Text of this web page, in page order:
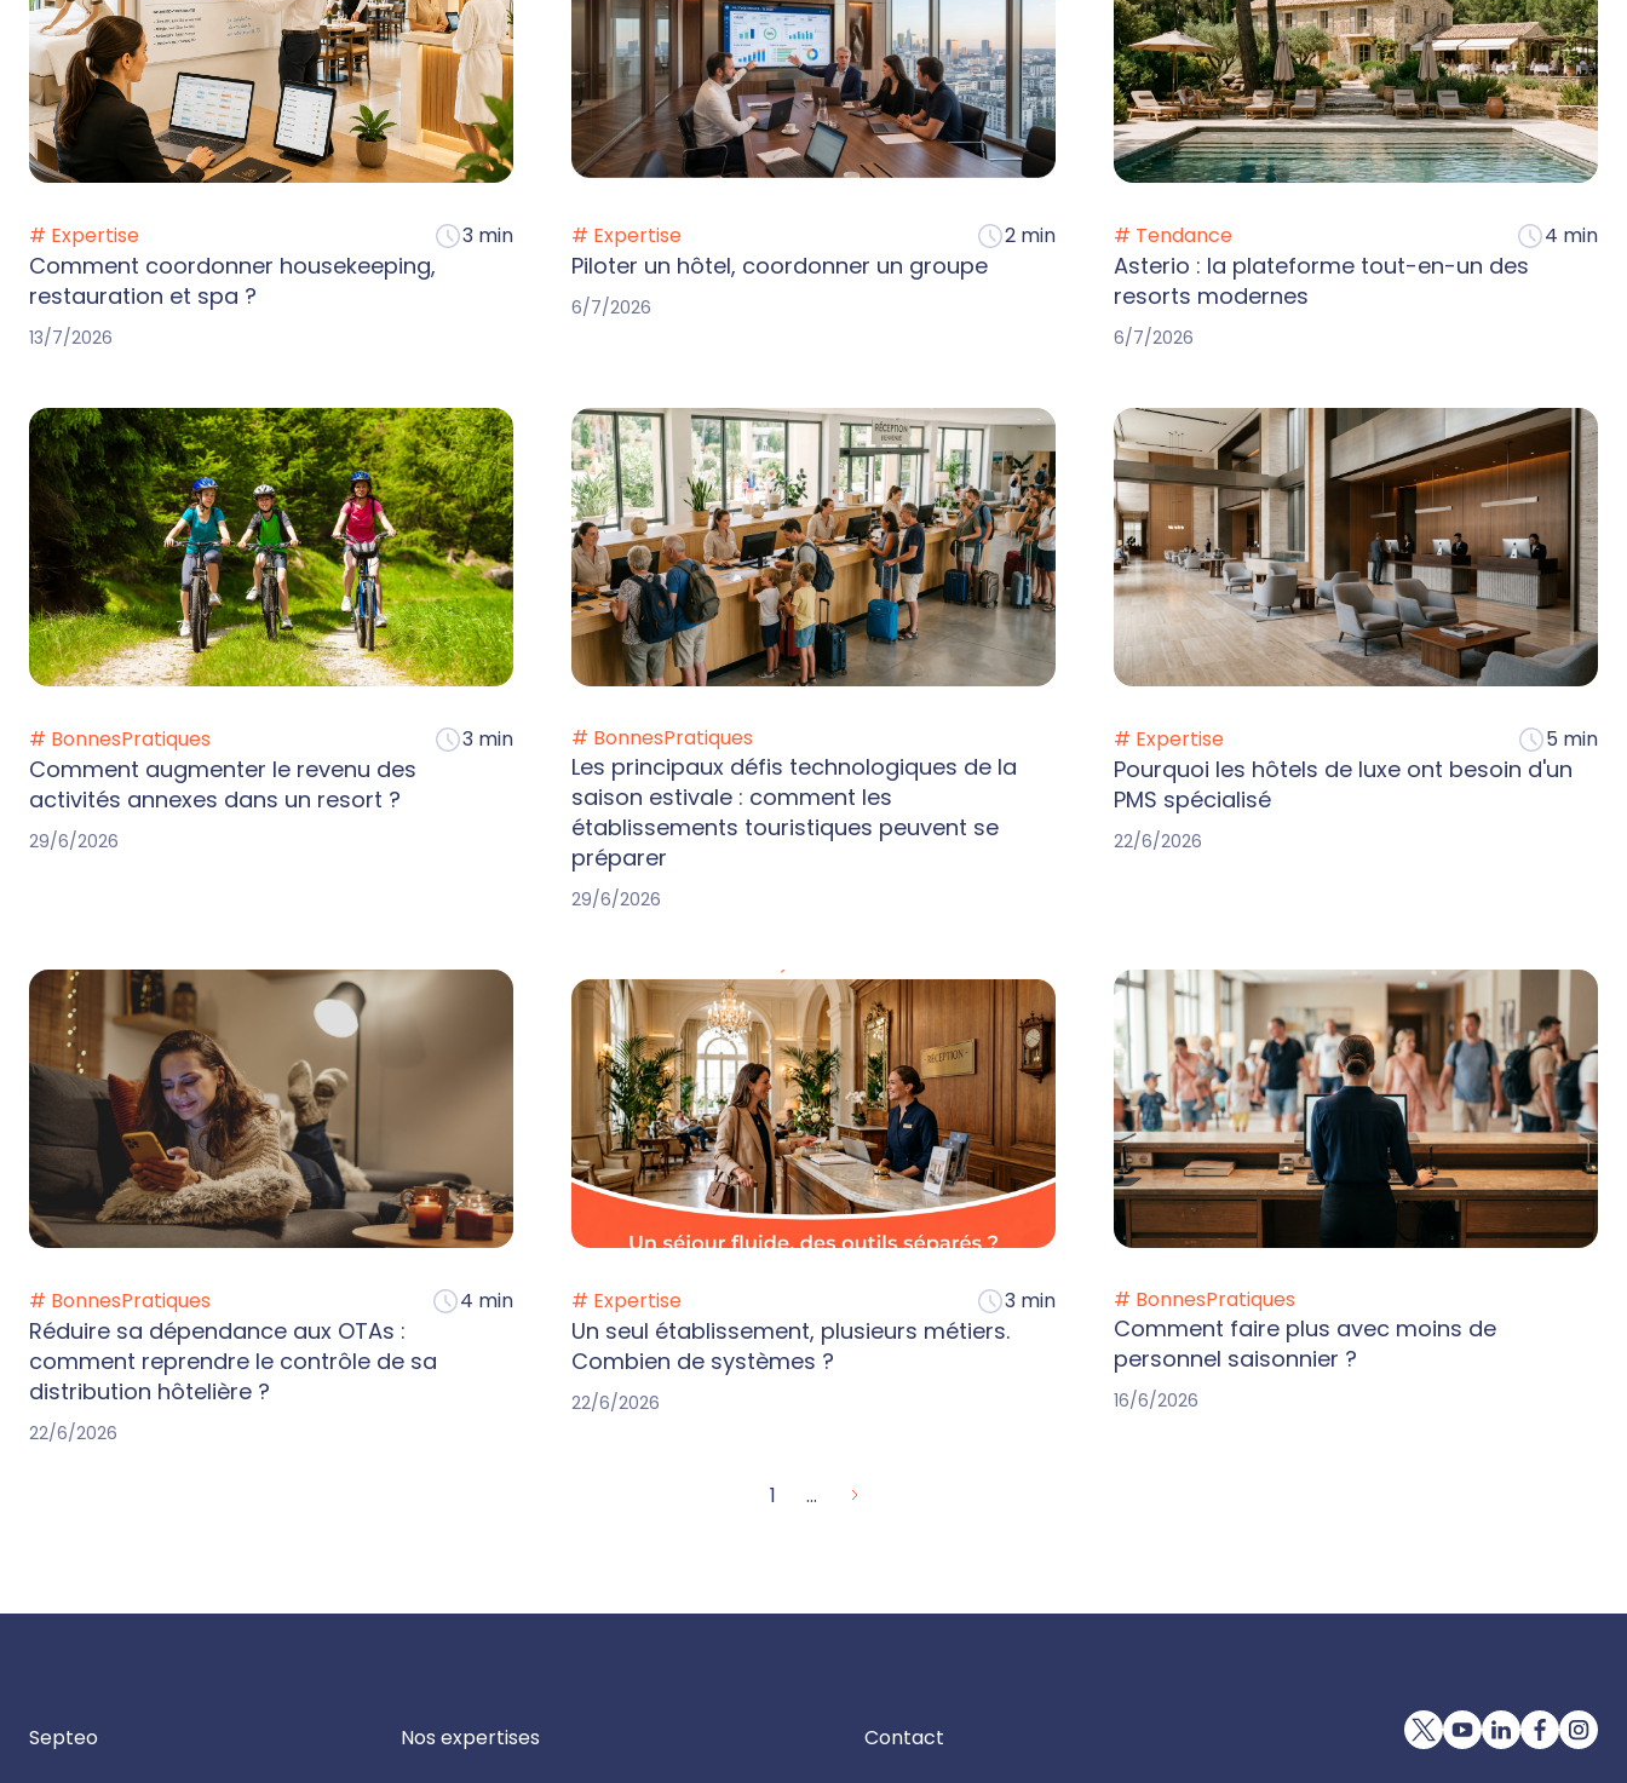
# Expertise 3 min
Comment coordonner housekeeping,
restauration et spa ?
13/7/2026
# Expertise 2 min
Piloter un hôtel, coordonner un groupe
6/7/2026
# Tendance 4 min
Asterio : la plateforme tout-en-un des
resorts modernes
6/7/2026
# BonnesPratiques 3 min
Comment augmenter le revenu des
activités annexes dans un resort ?
29/6/2026
# BonnesPratiques
Les principaux défis technologiques de la
saison estivale : comment les
établissements touristiques peuvent se
préparer
29/6/2026
# Expertise 5 min
Pourquoi les hôtels de luxe ont besoin d'un
PMS spécialisé
22/6/2026
# BonnesPratiques 4 min
Réduire sa dépendance aux OTAs :
comment reprendre le contrôle de sa
distribution hôtelière ?
22/6/2026
# Expertise 3 min
Un seul établissement, plusieurs métiers.
Combien de systèmes ?
22/6/2026
# BonnesPratiques
Comment faire plus avec moins de
personnel saisonnier ?
16/6/2026
1 ...
Septeo Nos expertises Contact